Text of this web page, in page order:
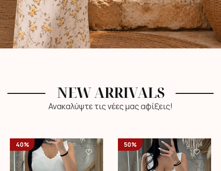
NEW ARRIVALS
Ανακαλύψτε τις νέες μας αφίξεις!
40% 50%